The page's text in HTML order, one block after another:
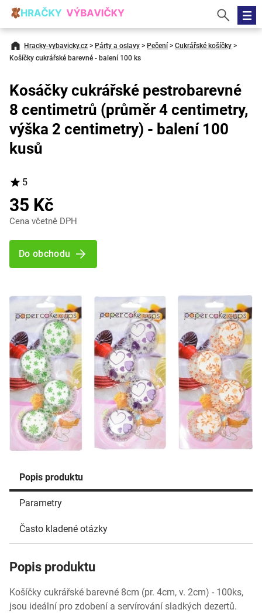
Hracky-vybavicky.cz > Párty a oslavy > Pečení > Cukrářské košíčky >
Košíčky cukrářské barevné - balení 100 ks
Popis produktu
Parametry
Často kladené otázky
Popis produktu
Košíčky cukrářské barevné 8cm (pr. 4cm, v. 2cm) - 100ks,
jsou ideální pro zdobení a servírování sladkých dezertů.
Kosáčky cukrářské pestrobarevné
8 centimetrů (průměr 4 centimetry,
výška 2 centimetry) - balení 100
kusů
5
35 Kč
Cena včetně DPH
Do obchodu